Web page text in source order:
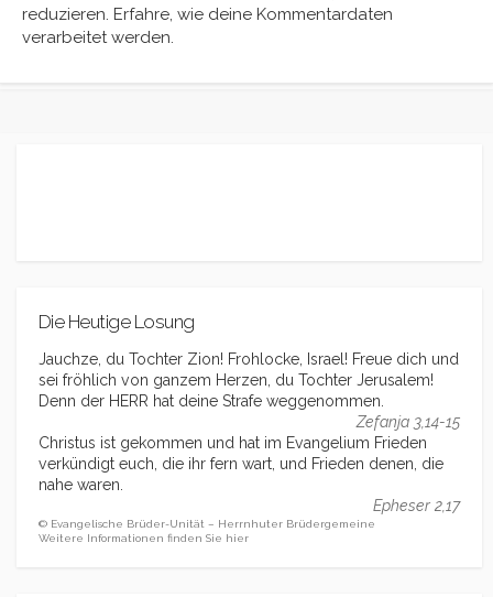
reduzieren. Erfahre, wie deine Kommentardaten
verarbeitet werden.
Die Heutige Losung
Jauchze, du Tochter Zion! Frohlocke, Israel! Freue dich und
sei fröhlich von ganzem Herzen, du Tochter Jerusalem!
Denn der HERR hat deine Strafe weggenommen.
Zefanja 3,14-15
Christus ist gekommen und hat im Evangelium Frieden
verkündigt euch, die ihr fern wart, und Frieden denen, die
nahe waren.
Epheser 2,17
© Evangelische Brüder-Unität – Herrnhuter Brüdergemeine
Weitere Informationen finden Sie hier